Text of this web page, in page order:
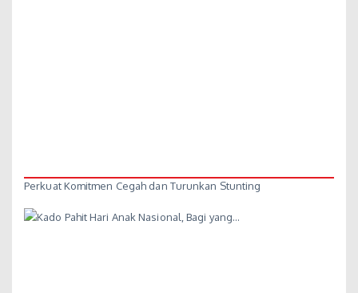
Perkuat Komitmen Cegah dan Turunkan Stunting